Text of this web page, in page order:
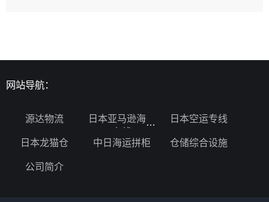
网站导航：
源达物流
日本亚马逊海运
日本空运专线
日本龙猫仓 中日海运拼柜 仓储综合设施
公司简介